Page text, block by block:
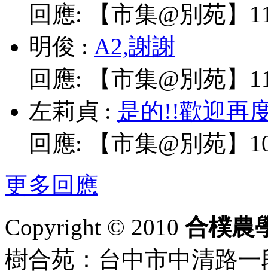
回應:
【市集@別苑】
明俊 : A2,謝謝
回應:
【市集@別苑】
左莉貞 : 是的!!歡迎再
回應:
【市集@別苑】
更多回應
Copyright © 2010 合樸農
樹合苑：台中市中清路一